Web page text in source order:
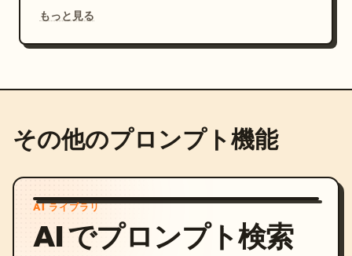
もっと見る
その他のプロンプト機能
AI ライブラリ
AI でプロンプト検索